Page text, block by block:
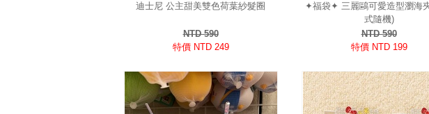
迪士尼 公主甜美雙色荷葉紗髮圈
NTD 590
特價 NTD 249
✦福袋✦ 三麗鷗可愛造型瀏海
式隨機)
NTD 590
特價 NTD 199